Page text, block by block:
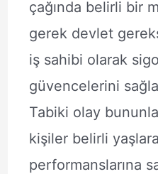
çağında belirli bir
gerek devlet
iş sahibi olarak
güvencelerini
Tabiki olay
kişiler belirli
performanslarına